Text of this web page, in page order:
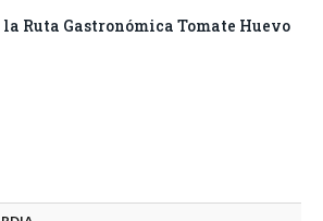
Ruta Gastronómica Tomate Huevo